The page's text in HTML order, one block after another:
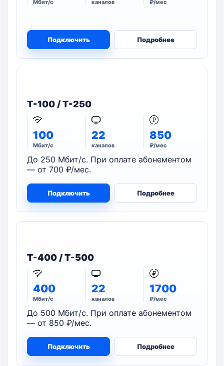
Мбит/с каналов ₽/мес
Подключить Подробнее
T-100 / T-250
100
Мбит/с
22
каналов
850
₽/мес
До 250 Мбит/с. При оплате абонементом
— от 700 ₽/мес.
Подключить Подробнее
T-400 / T-500
400
Мбит/с
22
каналов
1700
₽/мес
До 500 Мбит/с. При оплате абонементом
— от 850 ₽/мес.
Подключить Подробнее